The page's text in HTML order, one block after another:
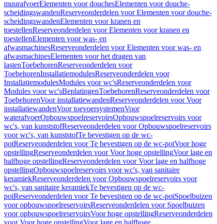
muurafvoerElementen voor douchesElementen voor douche-
scheidingswandenReserveonderdelen voor Elementen voor douche-
scheidingswandenElementen voor kranen en
toestellenReserveonderdelen voor Elementen voor kranen en
toestellenElementen voor was- en
afwasmachinesReserveonderdelen voor Elementen voor was- en
afwasmachinesElementen voor het dragen van
lastenToebehorenReserveonderdelen voor
ToebehorenInstallatiemodulesReserveonderdelen voor
InstallatiemodulesModules voor wc'sReserveonderdelen voor
Modules voor wc'sBeplatingenToebehorenReserveonderdelen voor
ToebehorenVoor installatiewandenReserveonderdelen voor Voor
installatiewandenVoor toevoersystemenVoor
waterafvoerOpbouwspoelreservoirsOpbouwspoelreservoirs voor
wc's, van kunststofReserveonderdelen voor Opbouwspoelreservoirs
voor wc's, van kunststofTe bevestigen op de wc-
potReserveonderdelen voor Te bevestigen op de wc-potVoor hoge
opstellingReserveonderdelen voor Voor hoge opstellingVoor lage en
halfhoge opstellingReserveonderdelen voor Voor lage en halfhoge
opstellingOpbouwspoelreservoirs voor wc's, van sanitaire
keramiekReserveonderdelen voor Opbouwspoelreservoirs voor
wc's, van sanitaire keramiekTe bevestigen op de wc-
potReserveonderdelen voor Te bevestigen op de wc-potSpoelbuizen
voor opbouwspoelreservoirsReserveonderdelen voor Spoelbuizen
voor opbouwspoelreservoirsVoor hoge opstellingReserveonderdelen
voor Voor hoge opstellingVoor lage en halfhoge